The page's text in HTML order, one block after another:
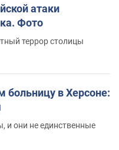
атаки
Фото
террор столицы
больницу в Херсоне:
и они не единственные